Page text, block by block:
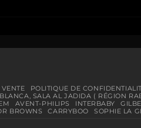
POLITIQUE DE
SALA AL JADIDA ( RÉGION
AVENT-PHILIPS INTERBABY
BROWNS CARRYBOO SOPHIE LA